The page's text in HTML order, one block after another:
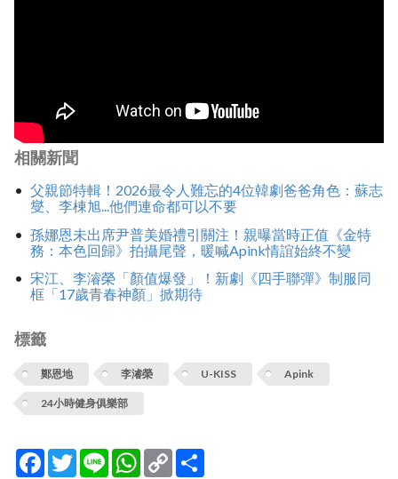
相關新聞
父親節特輯！2026最令人難忘的4位韓劇爸爸角色：蘇志
燮、李棟旭...他們連命都可以不要
孫娜恩未出席尹普美婚禮引關注！親曝當時正值《金特
務：本色回歸》拍攝尾聲，暖喊Apink情誼始終不變
宋江、李濬榮「顏值爆發」！新劇《四手聯彈》制服同
框「17歲青春神顏」掀期待
標籤
鄭恩地 李濬榮 U-KISS Apink
24小時健身俱樂部
Facebook
TwitterLine WhatsApp
Copy
Link